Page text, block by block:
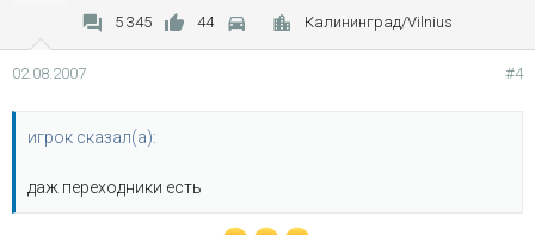
5 345 44 Калининград/Vilnius
02.08.2007 #4
игрок сказал(а):
даж переходники есть